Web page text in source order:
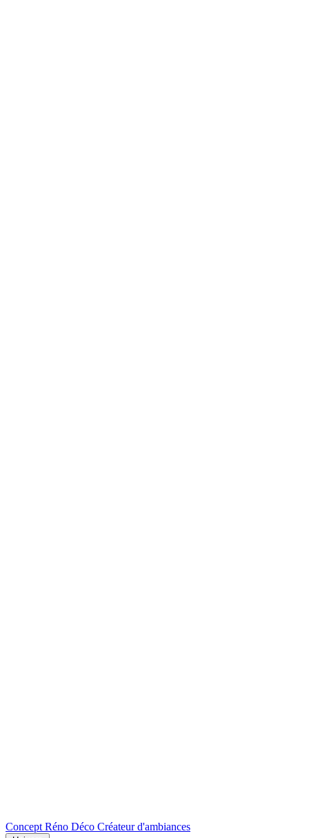
Concept Réno Déco Créateur d'ambiances